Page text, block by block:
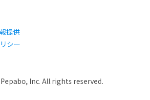
提供
シー
Inc. All rights reserved.